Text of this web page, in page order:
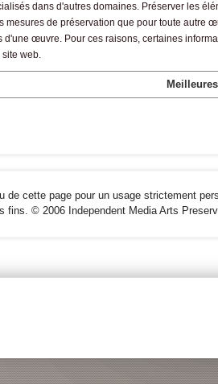
dans d'autres domaines. Préserver les
de préservation que pour toute autre
œuvre. Pour ces raisons, certaines
web.
de cette page pour un usage strictement
fins. © 2006 Independent Media Arts